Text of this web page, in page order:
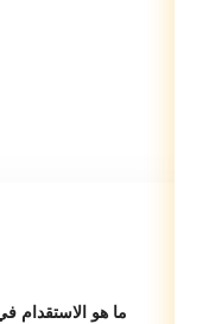
ما هو الاستقدام